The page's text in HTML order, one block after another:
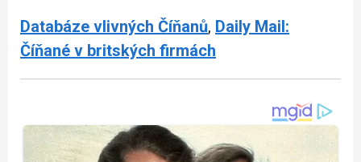
Databáze vlivných Číňanů, Daily Mail:
Číňané v britských firmách